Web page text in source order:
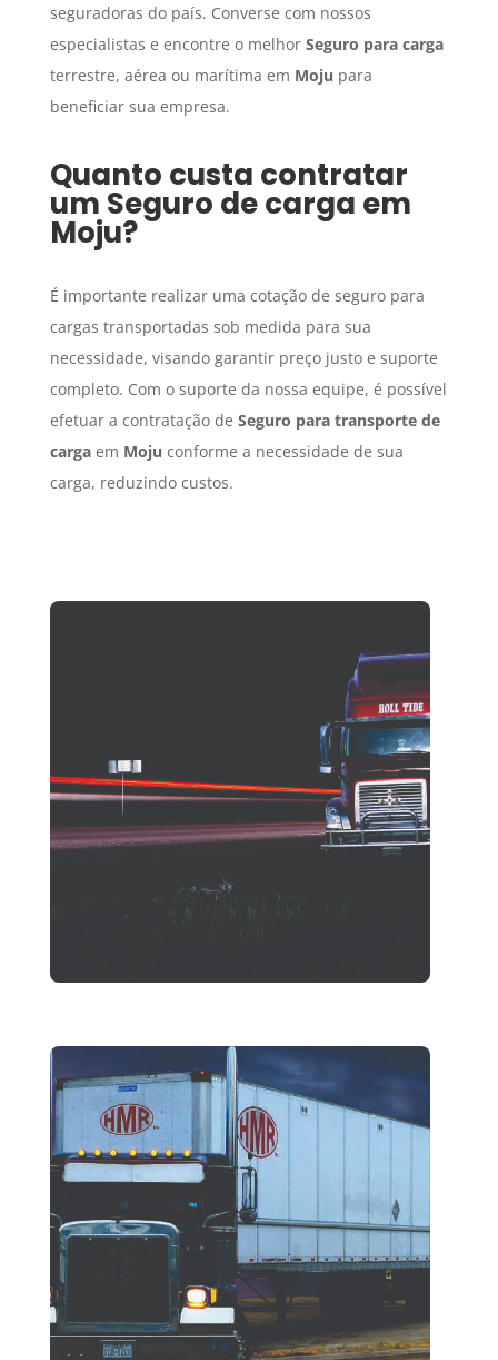
seguradoras do país. Converse com nossos
especialistas e encontre o melhor Seguro para carga
terrestre, aérea ou marítima em Moju para
beneficiar sua empresa.
Quanto custa contratar
um Seguro de carga em
Moju?
É importante realizar uma cotação de seguro para
cargas transportadas sob medida para sua
necessidade, visando garantir preço justo e suporte
completo. Com o suporte da nossa equipe, é possível
efetuar a contratação de Seguro para transporte de
cargaem Moju conforme a necessidade de sua
carga, reduzindo custos.